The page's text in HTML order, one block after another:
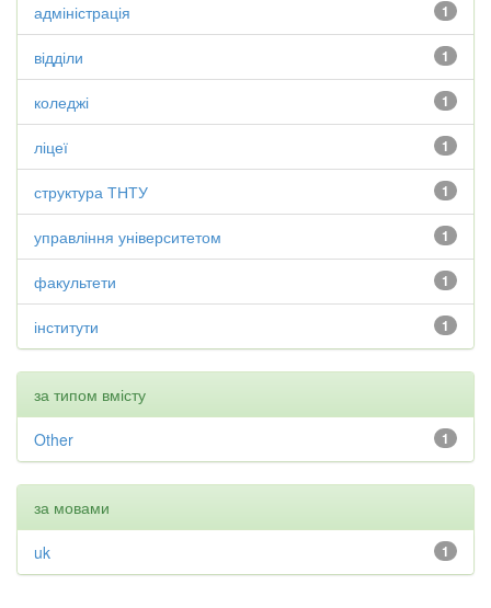
1
адміністрація
1
відділи
1
коледжі
1
ліцеї
1
структура ТНТУ
1
управління університетом
1
факультети
1
інститути
за типом вмісту
1
Other
за мовами
1
uk